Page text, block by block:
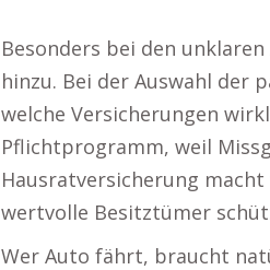
Besonders bei den
hinzu. Bei der Auswahl der
welche Versicherungen
Pflichtprogramm, weil
Hausratversicherung
wertvolle Besitztümer
Wer Auto fährt, braucht